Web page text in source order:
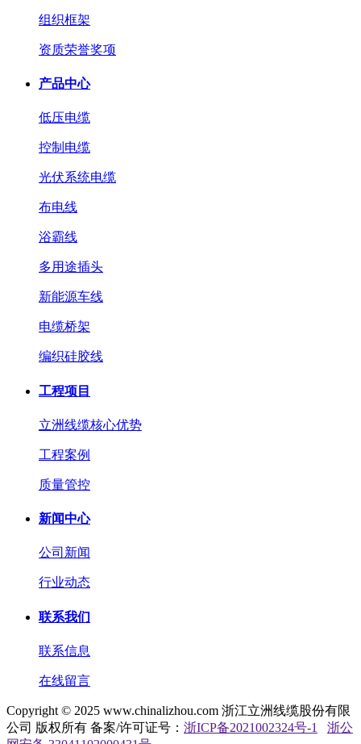
组织框架
资质荣誉奖项
产品中心
低压电缆
控制电缆
光伏系统电缆
布电线
浴霸线
多用途插头
新能源车线
电缆桥架
编织硅胶线
工程项目
立洲线缆核心优势
工程案例
质量管控
新闻中心
公司新闻
行业动态
联系我们
联系信息
在线留言
Copyright © 2025 www.chinalizhou.com 浙江立洲线缆股份有限
公司 版权所有 备案/许可证号： 浙ICP备2021002324号-1
浙公